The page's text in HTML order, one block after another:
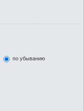
по убыванию